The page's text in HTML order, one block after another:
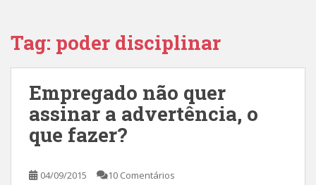
Tag: poder disciplinar
Empregado não quer
assinar a advertência, o
que fazer?
04/09/2015 10 Comentários